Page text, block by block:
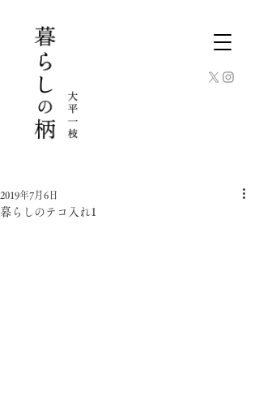
暮らしのテコ入れ1
2019年7月6日